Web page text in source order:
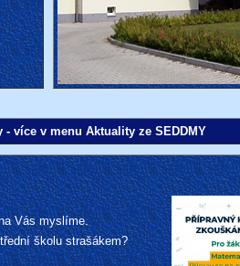
- více v menu Aktuality ze SEDDMY
Vás myslíme.
školu strašákem?